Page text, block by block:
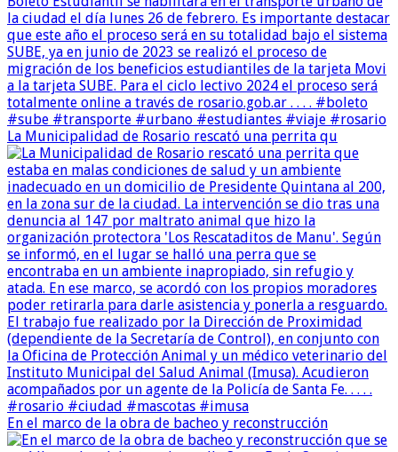
La Municipalidad de Rosario rescató una perrita qu
En el marco de la obra de bacheo y reconstrucción